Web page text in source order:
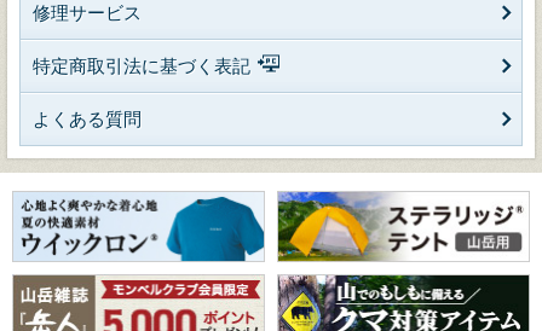
修理サービス
特定商取引法に基づく表記
よくある質問